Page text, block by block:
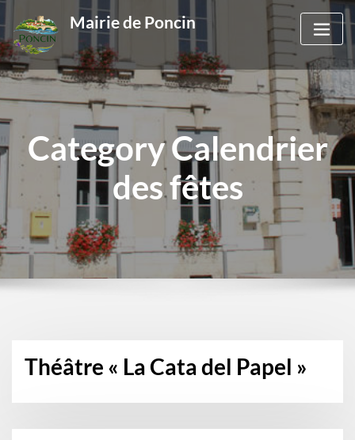
to
content
Mairie de Poncin
Category Calendrier
des fêtes
Théâtre « La Cata del Papel »